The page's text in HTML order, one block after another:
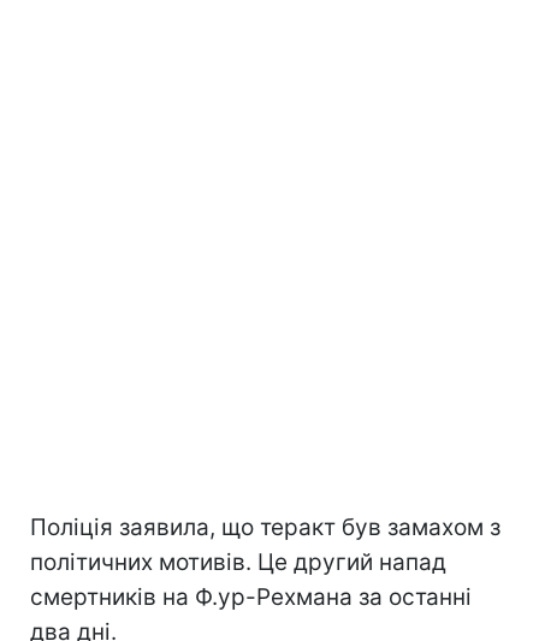
Поліція заявила, що теракт був замахом з
політичних мотивів. Це другий напад
смертників на Ф.ур-Рехмана за останні
два дні.